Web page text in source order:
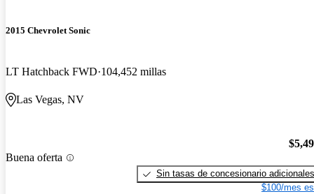
2015 Chevrolet Sonic
LT Hatchback FWD 104,452 millas
Las Vegas, NV
Buena oferta
Sin tasas de concesionario adicionales
$100/mes